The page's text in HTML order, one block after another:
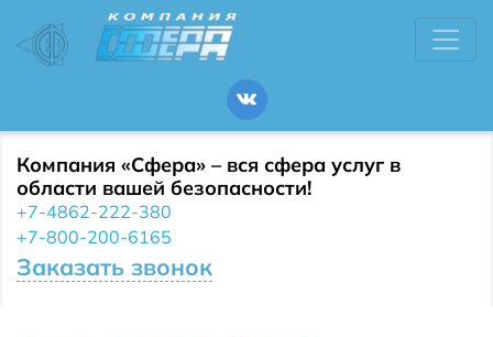
Компания «Сфера» – вся сфера услуг в
области вашей безопасности!
+7-4862-222-380
+7-800-200-6165
Заказать звонок